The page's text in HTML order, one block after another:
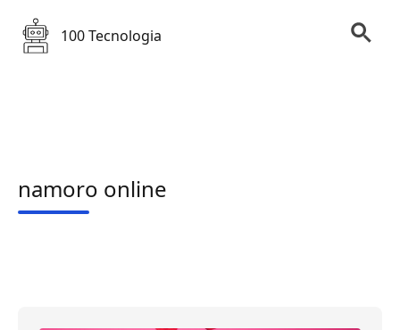
100 Tecnologia
namoro online